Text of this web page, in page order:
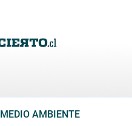
MEDIO AMBIENTE